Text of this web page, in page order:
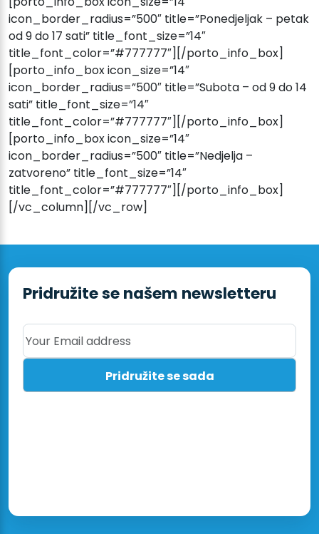
icon_border_radius=”500″ title=”Ponedjeljak – petak
od 9 do 17 sati” title_font_size=”14″
title_font_color=”#777777″][/porto_info_box]
[porto_info_box icon_size=”14″
icon_border_radius=”500″ title=”Subota – od 9 do 14
sati” title_font_size=”14″
title_font_color=”#777777″][/porto_info_box]
[porto_info_box icon_size=”14″
icon_border_radius=”500″ title=”Nedjelja –
zatvoreno” title_font_size=”14″
title_font_color=”#777777″][/porto_info_box]
[/vc_column][/vc_row]
Pridružite se našem newsletteru
Your Email address